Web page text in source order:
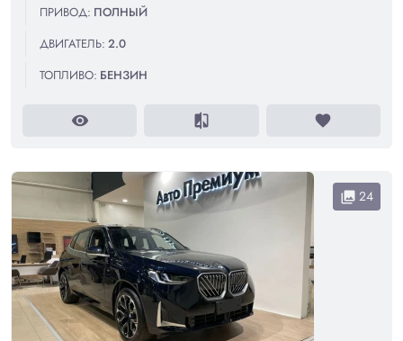
ПРИВОД: ПОЛНЫЙ
ДВИГАТЕЛЬ: 2.0
ТОПЛИВО: БЕНЗИН
visibility compare favorite
collections 24